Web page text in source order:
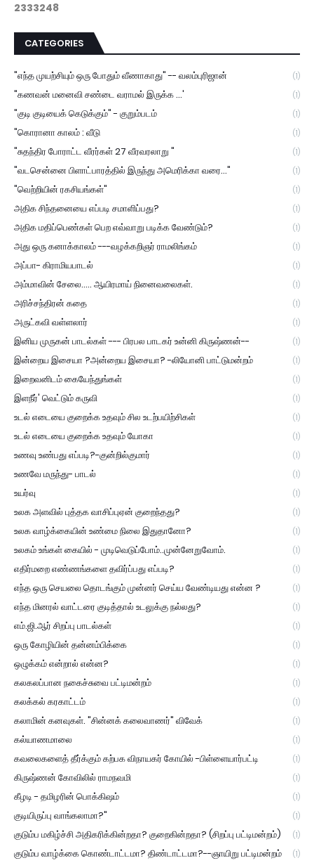
2333248
CATEGORIES
"எந்த முயற்சியும் ஒரு போதும் வீணாகாது" -- வலம்புரிஜான் (1)
"கணவன் மனைவி சண்டை வராமல் இருக்க ...' (1)
"குடி குடியைக் கெடுக்கும்" - குறும்படம் (1)
"கொரானா காலம் : வீடு (1)
"சுதந்திர போராட்ட வீரர்கள் 27 வீரவரலாறு " (1)
"வடசென்னை பிளாட்பாரத்தில் இருந்து அமெரிக்கா வரை..." (1)
"வெற்றியின் ரகசியங்கள்" (1)
அதிக சிந்தனையை எப்படி சமாளிப்பது? (1)
அதிக மதிப்பெண்கள் பெற எவ்வாறு படிக்க வேண்டும்? (1)
அது ஒரு கனாக்காலம் ---வழக்கறிஞர் ராமலிங்கம் (1)
அப்பா- கிராமியபாடல் (1)
அம்மாவின் சேலை..... ஆயிரமாய் நினைவலைகள். (1)
அரிச்சந்திரன் கதை (1)
அருட்கவி வள்ளலார் (1)
இனிய முருகன் பாடல்கள் --- பிரபல பாடகர் உன்னி கிருஷ்ணன்-- (1)
இன்றைய இசையா ?அன்றைய இசையா? -லியோனி பாட்டுமன்றம் (1)
இறைவனிடம் கையேந்துங்கள் (1)
இளநீர்' வெட்டும் கருவி (1)
உடல் எடையை குறைக்க உதவும் சில உடற்பயிற்சிகள் (1)
உடல் எடையை குறைக்க உதவும் யோகா (1)
உணவு உண்பது எப்படி?-குன்றில்குமார் (1)
உணவே மருந்து- பாடல் (1)
உயர்வு (1)
உலக அளவில் புத்தக வாசிப்புஏன் குறைந்தது? (1)
உலக வாழ்க்கையின் உண்மை நிலை இதுதானோ? (1)
உலகம் உங்கள் கையில் - முடிவெடுப்போம்..முன்னேறுவோம். (1)
எதிர்மறை எண்ணங்களை தவிர்ப்பது எப்படி? (1)
எந்த ஒரு செயலை தொடங்கும் முன்னர் செய்ய வேண்டியது என்ன ? (1)
எந்த மினரல் வாட்டரை குடித்தால் உடலுக்கு நல்லது? (1)
எம்.ஜி.ஆர் சிறப்பு பாடல்கள் (1)
ஒரு கோழியின் தன்னம்பிக்கை (1)
ஒழுக்கம் என்றால் என்ன? (1)
கலகலப்பான நகைச்சுவை பட்டிமன்றம் (1)
கலக்கல் கரகாட்டம் (1)
கலாமின் கனவுகள். "சின்னக் கலைவாணர்" விவேக் (1)
கல்யாணமாலை (1)
கவலைகளைத் தீர்க்கும் கற்பக விநாயகர் கோயில் -பிள்ளையார்பட்டி (1)
கிருஷ்ணன் கோவிலில் ராமநவமி (1)
கீழடி - தமிழரின் பொக்கிஷம் (1)
குடியிருப்பு வாங்கலாமா?" (1)
குடும்ப மகிழ்ச்சி அதிகரிக்கின்றதா? குறைகின்றதா? (சிறப்பு பட்டிமன்றம்) (1)
குடும்ப வாழ்க்கை கொண்டாட்டமா? திண்டாட்டமா?--ஞாயிறு பட்டிமன்றம் (1)